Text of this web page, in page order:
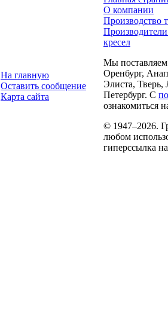
На главную
Оставить сообщение
Карта сайта
О компании
Производство
кресел
Мы поставляем
Оренбург,
Элиста, Тверь,
Петербург. С
ознакомиться
© 1947–2026.
любом
гиперссылка